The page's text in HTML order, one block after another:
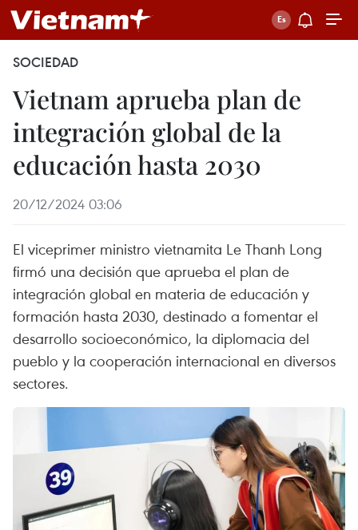
SOCIEDAD
Vietnam aprueba plan de
integración global de la
educación hasta 2030
20/12/2024 03:06
El viceprimer ministro vietnamita Le Thanh Long
firmó una decisión que aprueba el plan de
integración global en materia de educación y
formación hasta 2030, destinado a fomentar el
desarrollo socioeconómico, la diplomacia del
pueblo y la cooperación internacional en diversos
sectores.